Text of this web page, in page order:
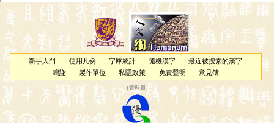
新手入門 使用凡例 字庫統計 隨機漢字
最近被搜索的漢字
鳴謝
製作單位 私隱政策 免責聲明 意見簿
（管理員 ）